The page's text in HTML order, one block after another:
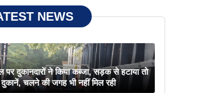
NEWS
पर दुकानदारों ने किया कब्जा, सड़क से हटाया तो
चलने की जगह भी नहीं मिल रही